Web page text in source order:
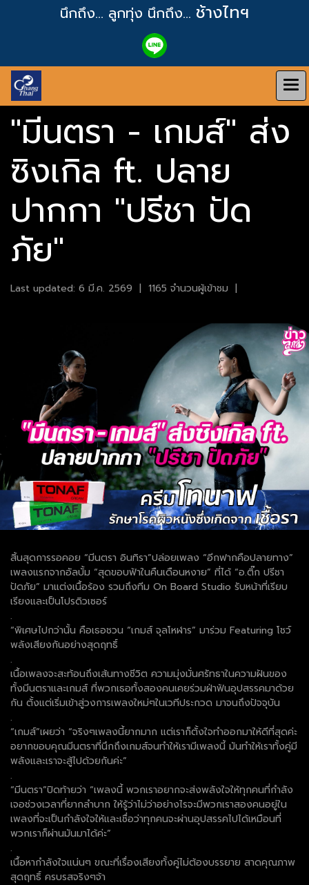
นึกถึง... ลูกทุ่ง นึกถึง... ช้างไทฯ
"มีนตรา - เกมส์" ส่ง
ซิงเกิล ft. ปลาย
ปากกา "ปรีชา ปัด
ภัย"
Last updated: 6 มี.ค. 2569 | 1165 จำนวนผู้เข้าชม |
สิ้นสุดการรอคอย “มีนตรา อินทิรา”ปล่อยเพลง “อีกฟากคือปลายทาง”
เพลงแรกจากอัลบั้ม “สุดขอบฟ้าในคืนเดือนหงาย” ที่ได้ “อ.ติ๊ก ปรีชา
ปัดภัย” มาแต่งเนื้อร้อง รวมถึงทีม On Board Studio รับหน้าที่เรียบ
เรียงและเป็นโปรดิวเซอร์
.
“พิเศษไปกว่านั้น คือเธอชวน “เกมส์ จุลโหฬาร” มาร่วม Featuring โชว์
พลังเสียงกันอย่างสุดฤทธิ์
.
เนื้อเพลงจะสะท้อนถึงเส้นทางชีวิต ความมุ่งมั่นศรัทธาในความฝันของ
ทั้งมีนตราและเกมส์ ที่พวกเธอทั้งสองคนเคยร่วมฝ่าฟันอุปสรรคมาด้วย
กัน ตั้งแต่เริ่มเข้าสู่วงการเพลงใหม่ๆในเวทีประกวด มาจนถึงปัจจุบัน
.
“เกมส์”เผยว่า “จริงๆเพลงนี้ยากมาก แต่เราก็ตั้งใจทำออกมาให้ดีที่สุดค่ะ
อยากขอบคุณมีนตราที่นึกถึงเกมส์จนทำให้เรามีเพลงนี้ มันทำให้เราทั้งคู่มี
พลังและเราจะสู้ไปด้วยกันค่ะ”
.
“มีนตรา”ปิดท้ายว่า “เพลงนี้ พวกเราอยากจะส่งพลังใจให้ทุกคนที่กำลัง
เจอช่วงเวลาที่ยากลำบาก ให้รู้ว่าไม่ว่าอย่างไรจะมีพวกเราสองคนอยู่ใน
เพลงที่จะเป็นกำลังใจให้และเชื่อว่าทุกคนจะผ่านอุปสรรคไปได้เหมือนที่
พวกเราก็ผ่านมันมาได้ค่ะ”
.
เนื้อหากำลังใจแน่นๆ ขณะที่เรื่องเสียงทั้งคู่ไม่ต้องบรรยาย สาดคุณภาพ
สุดฤทธิ์ ครบรสจริงๆจ้า